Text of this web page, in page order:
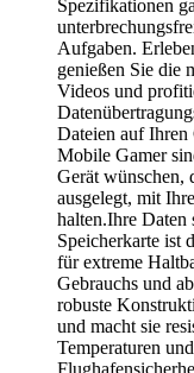
Spezifikationen
Aufgaben.
genießen Sie die
Videos und
Dateien auf Ihren
Mobile Gamer
Gerät wünschen,
ausgelegt, mit
halten.Ihre Daten
Speicherkarte ist
für extreme
Gebrauchs und
robuste
und macht sie
Temperaturen